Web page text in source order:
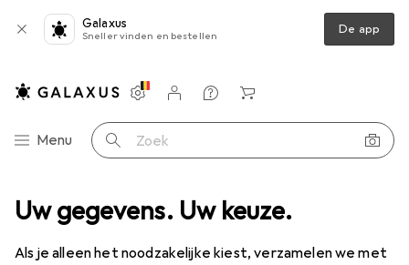
Uw gegevens. Uw keuze.
Als je alleen het noodzakelijke kiest, verzamelen we met
Galaxus
Sneller vinden en bestellen De app
Categorie navigatie
Menu Zoek op
Instellingen
Klantenaccount
Produktvergelijking
Verlanglijstje
Winkelmandje